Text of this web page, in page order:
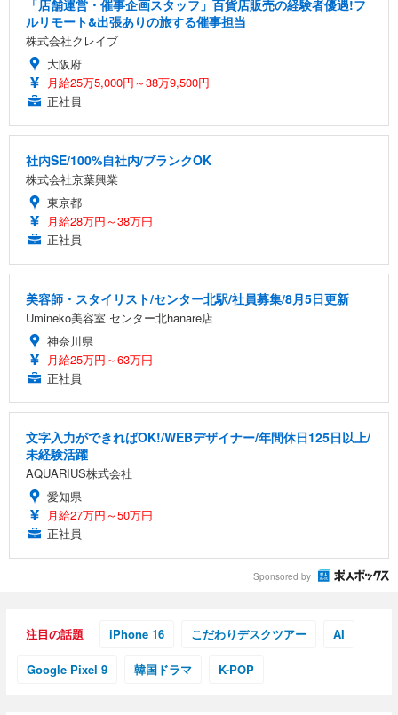
「店舗運営・催事企画スタッフ」百貨店販売の経験者優遇!フ
ルリモート&出張ありの旅する催事担当
株式会社クレイブ
大阪府
月給25万5,000円～38万9,500円
正社員
社内SE/100%自社内/ブランクOK
株式会社京葉興業
東京都
月給28万円～38万円
正社員
美容師・スタイリスト/センター北駅/社員募集/8月5日更新
Umineko美容室 センター北hanare店
神奈川県
月給25万円～63万円
正社員
文字入力ができればOK!/WEBデザイナー/年間休日125日以上/
未経験活躍
AQUARIUS株式会社
愛知県
月給27万円～50万円
正社員
Sponsored by
注目の話題 iPhone 16 こだわりデスクツアー AI
Google Pixel 9 韓国ドラマ K-POP